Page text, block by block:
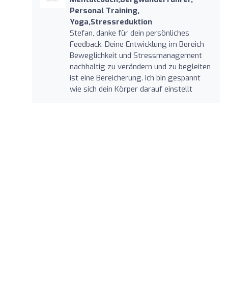
Personal Training,
Yoga,Stressreduktion
Stefan, danke für dein persönliches
Feedback. Deine Entwicklung im Bereich
Beweglichkeit und Stressmanagement
nachhaltig zu verändern und zu begleiten
ist eine Bereicherung. Ich bin gespannt
wie sich dein Körper darauf einstellt